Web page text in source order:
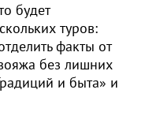
будет
туров:
факты от
без лишних
и быта» и